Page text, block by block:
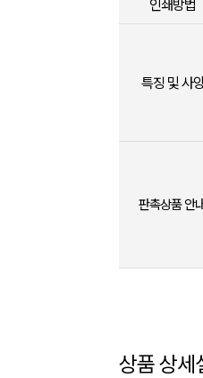
인쇄방법
특징 및 사
판촉상품 안
상품 상세